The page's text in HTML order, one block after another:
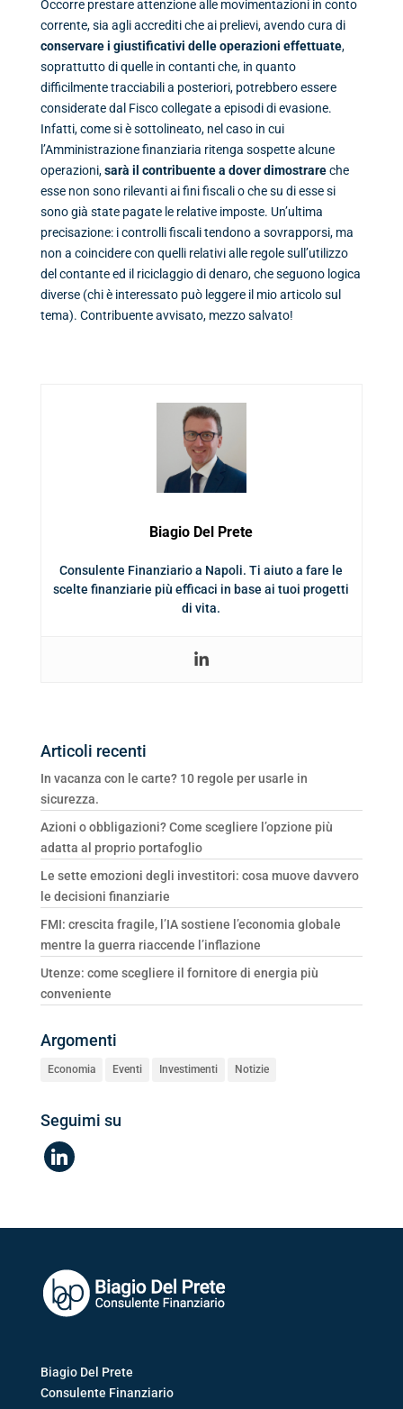
Occorre prestare attenzione alle movimentazioni in conto
corrente, sia agli accrediti che ai prelievi, avendo cura di
conservare i giustificativi delle operazioni effettuate,
soprattutto di quelle in contanti che, in quanto
difficilmente tracciabili a posteriori, potrebbero essere
considerate dal Fisco collegate a episodi di evasione.
Infatti, come si è sottolineato, nel caso in cui
l’Amministrazione finanziaria ritenga sospette alcune
operazioni,sarà il contribuente a dover dimostrareche
esse non sono rilevanti ai fini fiscali o che su di esse si
sono già state pagate le relative imposte. Un’ultima
precisazione: i controlli fiscali tendono a sovrapporsi, ma
non a coincidere con quelli relativi alle regole sull’utilizzo
del contante ed il riciclaggio di denaro, che seguono logica
diverse (chi è interessato può leggere il mio articolo sul
tema). Contribuente avvisato, mezzo salvato!
Biagio Del Prete
Consulente Finanziario a Napoli. Ti aiuto a fare le
scelte finanziarie più efficaci in base ai tuoi progetti
di vita.
Articoli recenti
In vacanza con le carte? 10 regole per usarle in
sicurezza.
Azioni o obbligazioni? Come scegliere l’opzione più
adatta al proprio portafoglio
Le sette emozioni degli investitori: cosa muove davvero
le decisioni finanziarie
FMI: crescita fragile, l’IA sostiene l’economia globale
mentre la guerra riaccende l’inflazione
Utenze: come scegliere il fornitore di energia più
conveniente
Argomenti
Economia Eventi Investimenti Notizie
Seguimi su
linkedin
Biagio Del Prete
Consulente Finanziario